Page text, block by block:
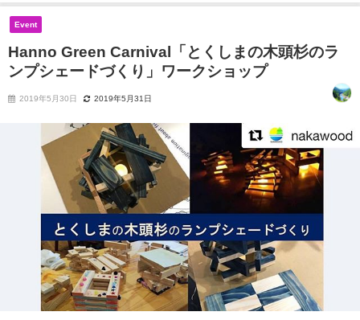
Event
Hanno Green Carnival「とくしまの木頭杉のラ
ンプシェードづくり」ワークショップ
2019年5月30日 2019年5月31日